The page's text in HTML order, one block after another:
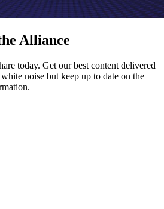
Alliance
today. Get our best content delivered
noise but keep up to date on the